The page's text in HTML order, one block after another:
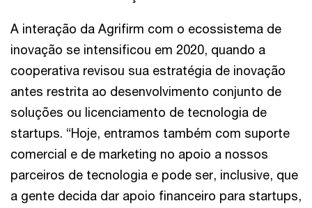
A interação da Agrifirm com o ecossistema de
inovação se intensificou em 2020, quando a
cooperativa revisou sua estratégia de inovação
antes restrita ao desenvolvimento conjunto de
soluções ou licenciamento de tecnologia de
startups. “Hoje, entramos também com suporte
comercial e de marketing no apoio a nossos
parceiros de tecnologia e pode ser, inclusive, que
a gente decida dar apoio financeiro para startups,